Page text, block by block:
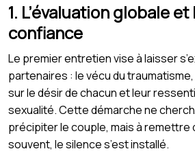
1. L’évaluation globale
confiance
Le premier entretien vise à laisser
partenaires : le vécu du traumatisme,
sur le désir de chacun et leur
sexualité. Cette démarche ne
précipiter le couple, mais à remettre
souvent, le silence s’est installé.